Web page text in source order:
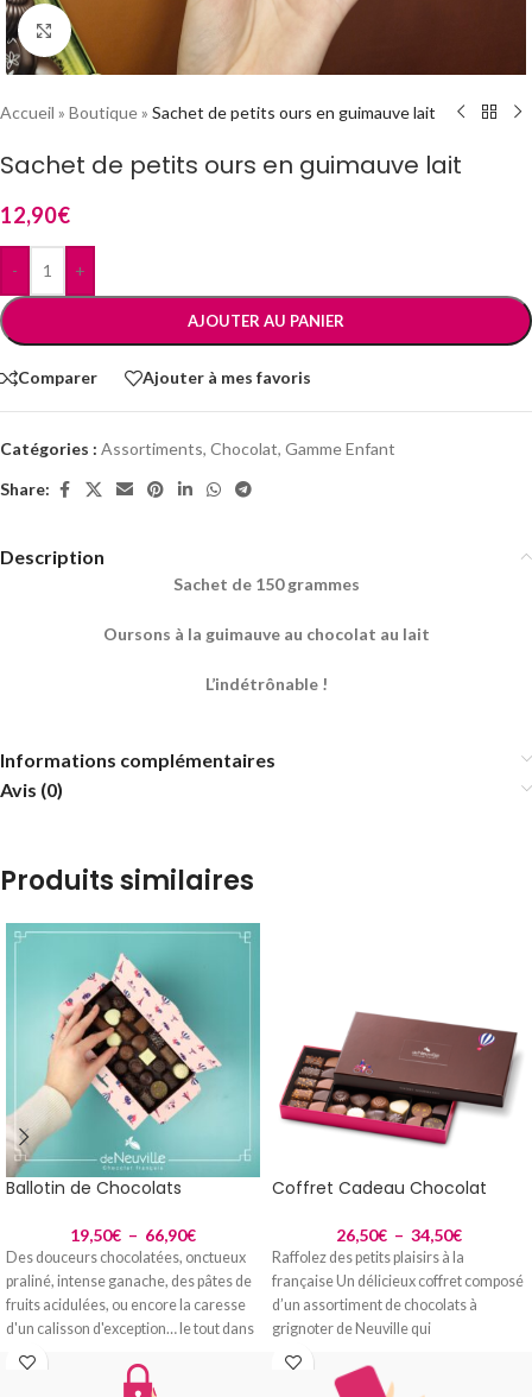
Cliquez pour agrandir
Accueil » Boutique» Sachet de petits ours en guimauve lait
Sachet de petits ours en guimauve lait
12,90€
- +
AJOUTER AU PANIER
Comparer Ajouter à mes favoris
Catégories : Assortiments, Chocolat, Gamme Enfant
Share:
Description
Sachet de 150 grammes
Oursons à la guimauve au chocolat au lait
L’indétrônable !
Informations complémentaires
Avis (0)
Produits similaires
Ballotin de Chocolats
19,50€ – 66,90€
Des douceurs chocolatées, onctueux
praliné, intense ganache, des pâtes de
fruits acidulées, ou encore la caresse
d'un calisson d'exception… le tout dans
des écrins raffinés et colorés.
Coffret Cadeau Chocolat
26,50€ – 34,50€
Raffolez des petits plaisirs à la
française Un délicieux coffret composé
d’un assortiment de chocolats à
grignoter de Neuville qui